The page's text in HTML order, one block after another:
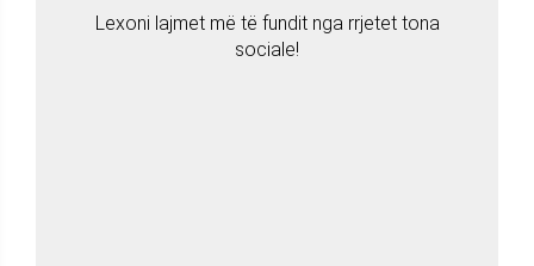
Lexoni lajmet më të fundit nga rrjetet tona
sociale!